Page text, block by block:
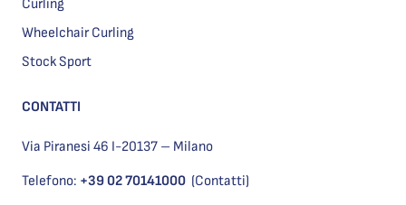
Curling
Wheelchair Curling
Stock Sport
CONTATTI
Via Piranesi 46 I-20137 – Milano
Telefono: +39 02 70141000 (Contatti)